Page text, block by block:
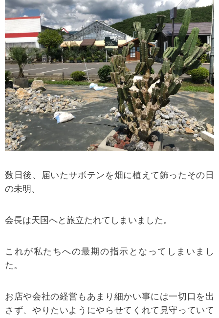
数日後、届いたサボテンを畑に植えて飾ったその日
の未明、
会長は天国へと旅立たれてしまいました。
これが私たちへの最期の指示となってしまいまし
た。
お店や会社の経営もあまり細かい事には一切口を出
さず、やりたいようにやらせてくれて見守っていて